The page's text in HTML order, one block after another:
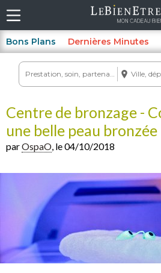
Bons Plans Dernières Minutes
Centre de bronzage -
une belle peau bronzée
parOspaO, le 04/10/2018